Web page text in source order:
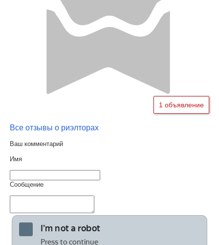
1 объявление
Все отзывы о риэлторах
Ваш комментарий
Имя
Сообщение